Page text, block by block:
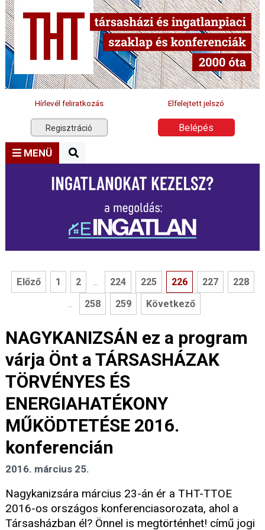
Hírlevél feliratkozás Elfelejtett jelszó
Regisztráció Belépés
MENÜ
Előző 1 2 ... 224 225 226 227 228
... 258 259 Következő
NAGYKANIZSÁN ez a program
várja Önt a TÁRSASHÁZAK
TÖRVÉNYES ÉS
ENERGIAHATÉKONY
MŰKÖDTETÉSE 2016.
konferencián
2016. március 25.
Nagykanizsára március 23-án ér a THT-TTOE
2016-os országos konferenciasorozata, ahol a
Társasházban él? Önnel is megtörténhet! című jogi